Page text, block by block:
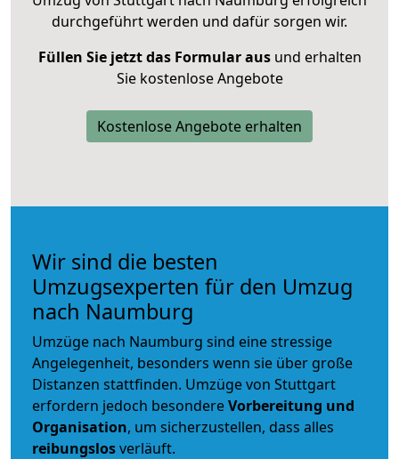
durchgeführt werden und dafür sorgen wir.
Füllen Sie jetzt das Formular ausund erhalten
Sie kostenlose Angebote
Kostenlose Angebote erhalten
Wir sind die besten
Umzugsexperten für den Umzug
nach Naumburg
Umzüge nach Naumburg sind eine stressige
Angelegenheit, besonders wenn sie über große
Distanzen stattfinden. Umzüge von Stuttgart
erfordern jedoch besondereVorbereitung und
Organisation, um sicherzustellen, dass alles
reibungslosverläuft.